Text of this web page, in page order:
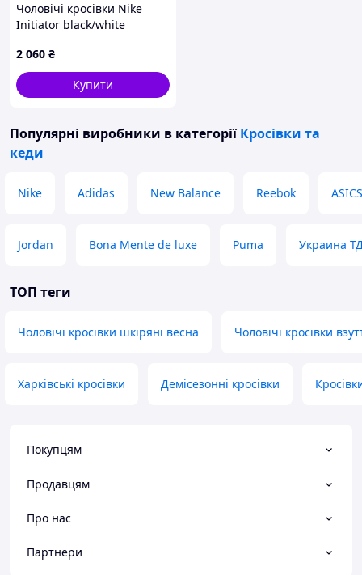
Чоловічі кросівки Nike
Initiator black/white
41 (26,0 см)
2 060 ₴
Купити
Популярні виробники в категорії Кросівки та
кеди
Nike Adidas New Balance Reebok ASICS
Jordan Bona Mente de luxe Puma Украина
ТОП теги
Чоловічі кросівки шкіряні весна Чоловічі кросівки
Харківські кросівки Демісезонні кросівки
Покупцям
Продавцям
Про нас
Партнери